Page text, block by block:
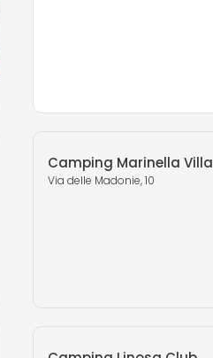
Camping Marinella
Via delle Madonie, 10